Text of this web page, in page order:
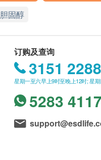
胆固醇
订购及查询
3151 2288
星期一至六早上9时至晚上12时; 星
5283 4117